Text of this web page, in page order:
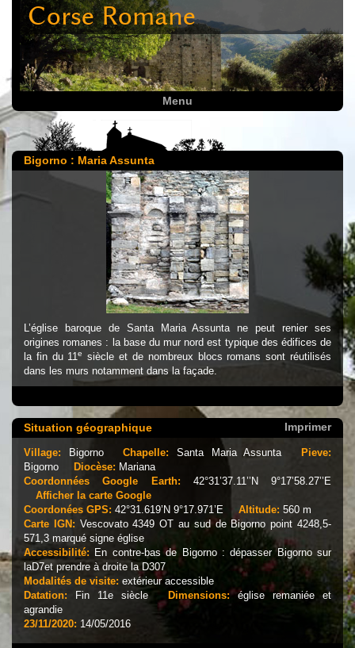
Corse Romane
Menu
Bigorno : Maria Assunta
L’église baroque de Santa Maria Assunta ne peut renier ses
origines romanes : la base du mur nord est typique des édifices de
la fin du 11e
siècle et de nombreux blocs romans sont réutilisés
dans les murs notamment dans la façade.
Situation géographique Imprimer
Village: Bigorno Chapelle:Santa Maria Assunta
Pieve:
Bigorno
Diocèse: Mariana
Coordonnées Google Earth: 42°31’37.11’’N 9°17’58.27’’E
Afficher la carte Google
Coordonées GPS: 42°31.619’N 9°17.971’E Altitude: 560 m
Carte IGN: Vescovato 4349 OT au sud de Bigorno point 4248,5-
571,3 marqué signe église
Accessibilité: En contre-bas de Bigorno : dépasser Bigorno sur
laD7et prendre à droite la D307
Modalités de visite: extérieur accessible
Datation:
Fin 11e siècle Dimensions:église remaniée et
agrandie
23/11/2020: 14/05/2016